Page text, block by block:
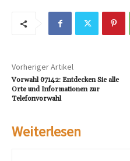
Vorheriger Artikel
Vorwahl 07142: Entdecken Sie alle
Orte und Informationen zur
Telefonvorwahl
Weiterlesen